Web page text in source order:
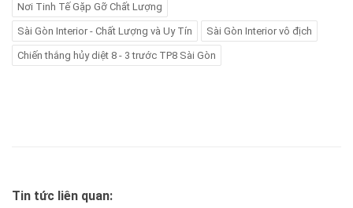
Nơi Tinh Tế Gặp Gỡ Chất Lượng
Sài Gòn Interior - Chất Lượng và Uy Tín Sài Gòn Interior vô địch
Chiến thắng hủy diệt 8 - 3 trước TP8 Sài Gòn
Tin tức liên quan: